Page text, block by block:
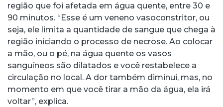
região que foi afetada em água quente, entre 30 e
90 minutos. “Esse é um veneno vasoconstritor, ou
seja, ele limita a quantidade de sangue que chega à
região iniciando o processo de necrose. Ao colocar
a mão, ou o pé, na água quente os vasos
sanguíneos são dilatados e você restabelece a
circulação no local. A dor também diminui, mas, no
momento em que você tirar a mão da água, ela irá
voltar”, explica.